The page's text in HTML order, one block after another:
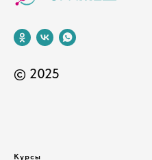
© 2025
Курсы